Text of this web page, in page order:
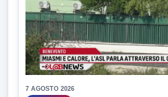
7 AGOSTO 2026